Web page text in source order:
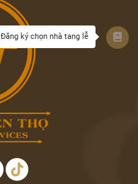
Đăng ký chọn nhà tang lễ